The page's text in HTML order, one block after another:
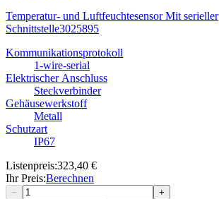
Temperatur- und Luftfeuchtesensor Mit serieller
Schnittstelle3025895
Kommunikationsprotokoll
1-wire-serial
Elektrischer Anschluss
Steckverbinder
Gehäusewerkstoff
Metall
Schutzart
IP67
Listenpreis:323,40 €
Ihr Preis:Berechnen
− +